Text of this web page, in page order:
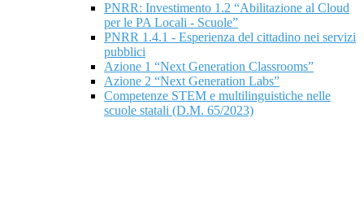
PNRR: Investimento 1.2 “Abilitazione al Cloud
per le PA Locali - Scuole”
PNRR 1.4.1 - Esperienza del cittadino nei servizi
pubblici
Azione 1 “Next Generation Classrooms”
Azione 2 “Next Generation Labs”
Competenze STEM e multilinguistiche nelle
scuole statali (D.M. 65/2023)